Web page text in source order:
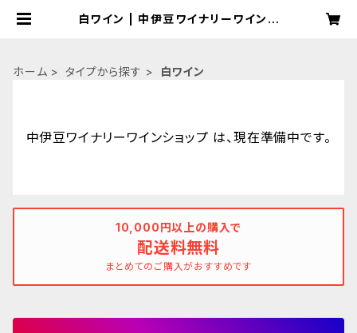
白ワイン | 中伊豆ワイナリーワインシ
ホーム タイプから探す 白ワイン
中伊豆ワイナリーワインショップ は、現在準備中です。
10,000円以上の購入で
配送料無料
まとめてのご購入がおすすめです